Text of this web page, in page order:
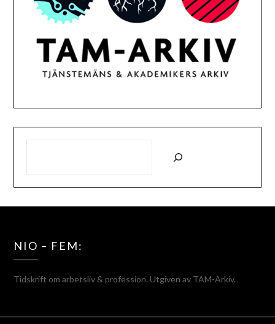
NIO – FEM:
Tidskrift om arbetsliv & profession. Utgiven av TAM-Arkiv.